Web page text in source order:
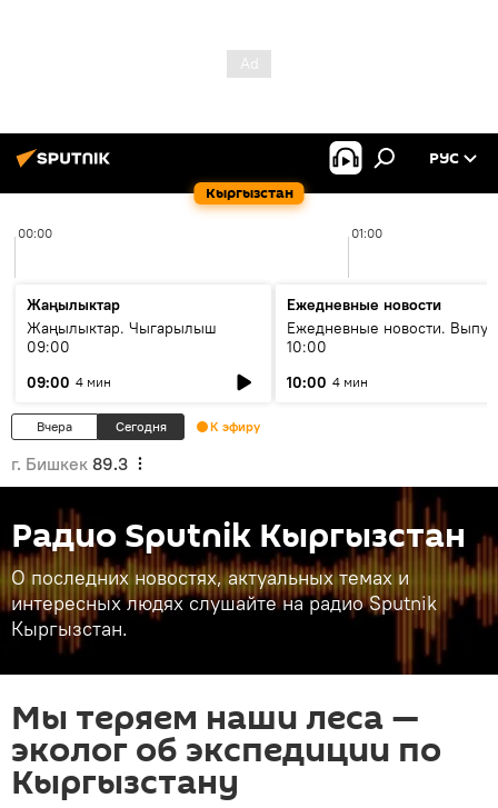
Кыргызстан
РУС
00:00 01:00
Жаңылыктар
Жаңылыктар. Чыгарылыш
09:00
09:00 4 мин
Ежедневные новости
Ежедневные новости.
10:00
10:00 4 мин
Вчера Сегодня К эфиру
г. Бишкек 89.3
Радио Sputnik Кыргызстан
О последних новостях, актуальных темах и
интересных людях слушайте на радио Sputnik
Кыргызстан.
Мы теряем наши леса —
эколог об экспедиции по
Кыргызстану